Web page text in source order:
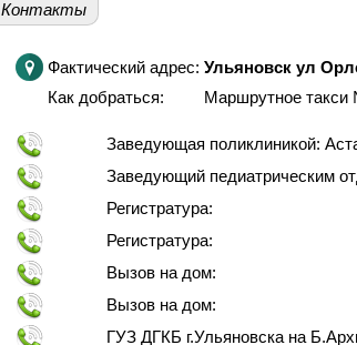
Контакты
Фактический адрес: Ульяновск ул
Как добраться: Маршрутное такси
Заведующая поликлиникой:
Заведующий педиатрическим
Регистратура:
Регистратура:
Вызов на дом:
Вызов на дом:
ГУЗ ДГКБ г.Ульяновска на